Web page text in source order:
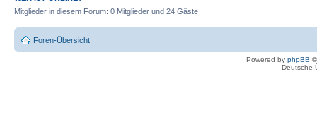
Mitglieder in diesem Forum: 0 Mitglieder und 24 Gäste
Foren-Übersicht
Powered by phpBB
Deutsche